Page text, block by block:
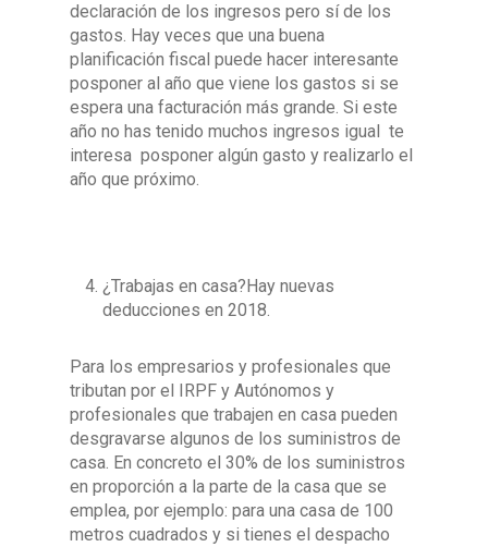
declaración de los ingresos pero sí de los
gastos. Hay veces que una buena
planificación fiscal puede hacer interesante
posponer al año que viene los gastos si se
espera una facturación más grande. Si este
año no has tenido muchos ingresos igual te
interesa posponer algún gasto y realizarlo el
año que próximo.
¿Trabajas en casa?Hay nuevas
deducciones en 2018.
Para los empresarios y profesionales que
tributan por el IRPF y Autónomos y
profesionales que trabajen en casa pueden
desgravarse algunos de los suministros de
casa. En concreto el 30% de los suministros
en proporción a la parte de la casa que se
emplea, por ejemplo: para una casa de 100
metros cuadrados y si tienes el despacho